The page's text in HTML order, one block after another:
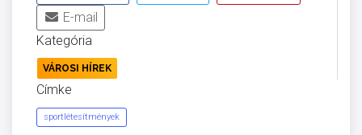
E-mail
Kategória
VÁROSI HÍREK
Címke
sportlétesítmények